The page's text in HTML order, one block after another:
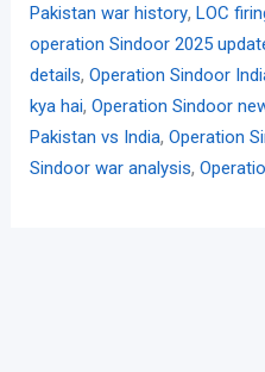
Pakistan war history, LOC
operation Sindoor 2025
details, Operation Sindoor
kya hai, Operation Sindoor
Pakistan vs India, Operation
Sindoor war analysis,